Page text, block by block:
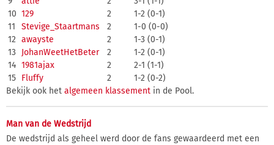
10 129 2
1-2 (0-1)
11
Stevige_Staartmans 2
1-0 (0-0)
12 awayste 2
1-3 (0-1)
13 JohanWeetHetBeter 2
1-2 (0-1)
14 1981ajax 2
2-1 (1-1)
15 Fluffy 2
1-2 (0-2)
Bekijk ook het algemeen klassement in de Pool.
Man van de Wedstrijd
De wedstrijd als geheel werd door de fans gewaardeerd met een